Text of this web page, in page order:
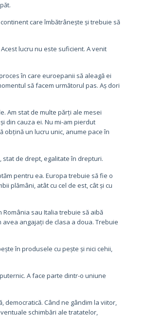
care îmbătrânește și trebuie să
lucru nu este suficient. A venit
în care euroepanii să aleagă ei
să facem următorul pas. Aș dori
Am stat de multe părți ale mesei
din cauza ei. Nu mi-am pierdut
obțină un lucru unic, anume pace în
stat de drept, egalitate în drepturi.
pentru ea. Europa trebuie să fie o
plămâni, atât cu cel de est, cât și cu
România sau Italia trebuie să aibă
angajați de clasa a doua. Trebuie
în produsele cu pește și nici cehii,
A face parte dintr-o uniune
democratică. Când ne gândim la viitor,
schimbări ale tratatelor,